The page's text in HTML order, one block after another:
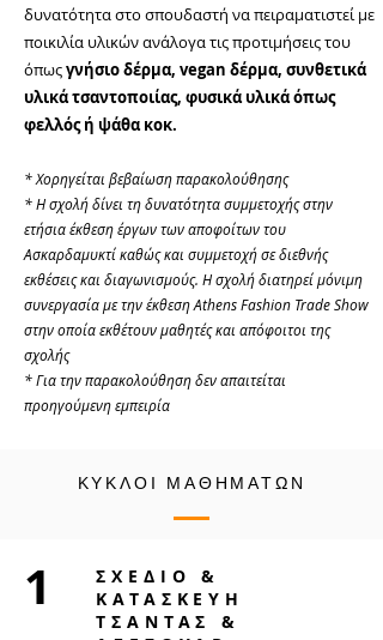
δυνατότητα στο σπουδαστή να πειραματιστεί με
ποικιλία υλικών ανάλογα τις προτιμήσεις του
όπωςγνήσιο δέρμα, vegan δέρμα, συνθετικά
υλικά τσαντοποιίας, φυσικά υλικά όπως
φελλός ή ψάθα κοκ.
* Χορηγείται βεβαίωση παρακολούθησης
* Η σχολή δίνει τη δυνατότητα συμμετοχής στην
ετήσια έκθεση έργων των αποφοίτων του
Ασκαρδαμυκτί καθώς και συμμετοχή σε διεθνής
εκθέσεις και διαγωνισμούς. Η σχολή διατηρεί μόνιμη
συνεργασία με την έκθεση Athens Fashion Trade Show
στην οποία εκθέτουν μαθητές και απόφοιτοι της
σχολής
* Για την παρακολούθηση δεν απαιτείται
προηγούμενη εμπειρία
ΚΥΚΛΟΙ ΜΑΘΗΜΑΤΩΝ
1
ΣΧΕΔΙΟ &
ΚΑΤΑΣΚΕΥΗ
ΤΣΑΝΤΑΣ &